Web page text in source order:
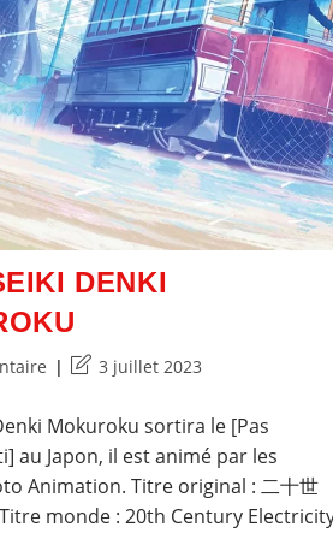
DENKI
Dernière
de
publication :
3 juillet 2023
Mokuroku sortira le [Pas
au Japon, il est animé par les
Animation. Titre original : 二十世
monde : 20th Century